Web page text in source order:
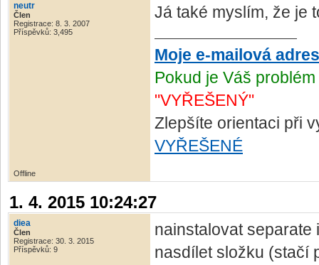
neutr
Člen
Registrace: 8. 3. 2007
Příspěvků: 3,495
Já také myslím, že je
Moje e-mailová
Pokud je Váš
"VYŘEŠENÝ"
Zlepšíte orientaci při
VYŘEŠENÉ
Offline
1. 4. 2015 10:24:27
diea
Člen
Registrace: 30. 3. 2015
Příspěvků: 9
nainstalovat separate
nasdílet složku (stačí